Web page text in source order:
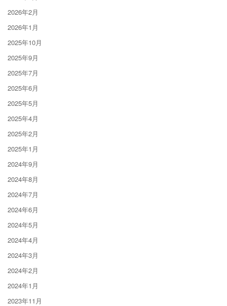
2026年2月
2026年1月
2025年10月
2025年9月
2025年7月
2025年6月
2025年5月
2025年4月
2025年2月
2025年1月
2024年9月
2024年8月
2024年7月
2024年6月
2024年5月
2024年4月
2024年3月
2024年2月
2024年1月
2023年11月